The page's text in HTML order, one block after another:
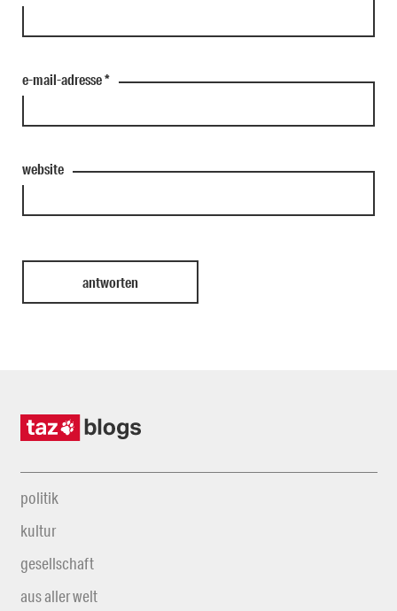
e-mail-adresse*
website
politik
kultur
gesellschaft
aus aller welt